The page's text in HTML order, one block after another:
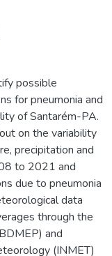
possible
for pneumonia and
of Santarém-PA.
on the variability
precipitation and
to 2021 and
due to pneumonia
data
through the
and
(INMET)